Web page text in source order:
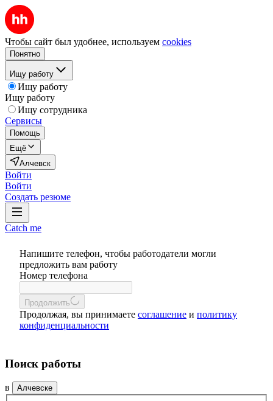
Чтобы сайт был удобнее, используем cookies
Понятно
Ищу работу
Ищу работу
Ищу работу
Ищу сотрудника
Сервисы
Помощь
Ещё
Алчевск
Войти
Войти
Создать резюме
Catch me
Напишите телефон, чтобы работодатели могли
предложить вам работу
Номер телефона
Продолжить
Продолжая, вы принимаете соглашение и политику
конфиденциальности
Поиск работы
в Алчевске